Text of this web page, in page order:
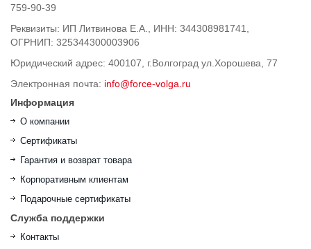
759-90-39
Реквизиты: ИП Литвинова Е.А., ИНН: 344308981741,
ОГРНИП: 325344300003906
Юридический адрес: 400107, г.Волгоград ул.Хорошева, 77
Электронная почта: info@force-volga.ru
Информация
О компании
Сертификаты
Гарантия и возврат товара
Корпоративным клиентам
Подарочные сертификаты
Служба поддержки
Контакты